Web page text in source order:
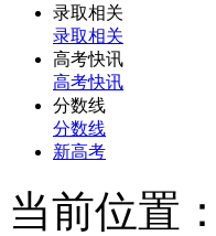
录取相关
录取相关
高考快讯
高考快讯
分数线
分数线
新高考
当前位置：